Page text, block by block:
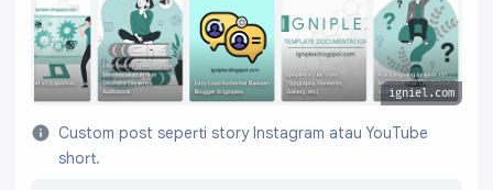
Custom post seperti story Instagram atau YouTube
short.
igniel.com